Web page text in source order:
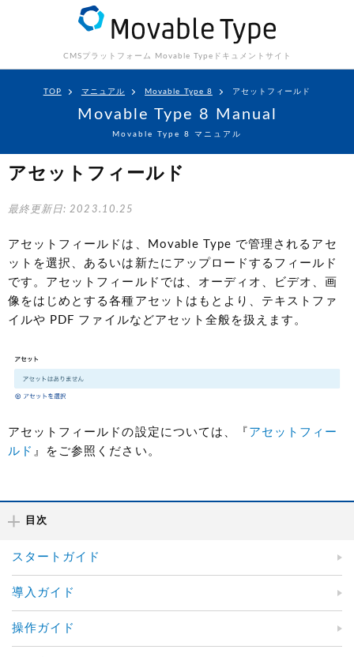
CMSプラットフォーム Movable Type ドキュメントサイト
TOP マニュアル Movable Type 8 アセットフィールド
Movable Type 8 Manual
Movable Type 8 マニュアル
アセットフィールド
最終更新日: 2023.10.25
アセットフィールドは、Movable Type で管理されるアセ
ットを選択、あるいは新たにアップロードするフィールド
です。アセットフィールドでは、オーディオ、ビデオ、画
像をはじめとする各種アセットはもとより、テキストファ
イルや PDF ファイルなどアセット全般を扱えます。
アセットフィールドの設定については、『 アセットフィー
ルド 』をご参照ください。
目次
スタートガイド
導入ガイド
操作ガイド